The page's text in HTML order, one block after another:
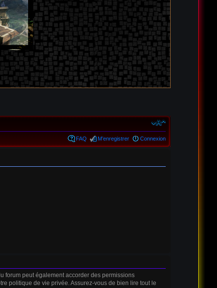
FAQ M’enregistrer Connexion
forum peut également accorder des permissions
politique de vie privée. Assurez-vous de bien lire tout le